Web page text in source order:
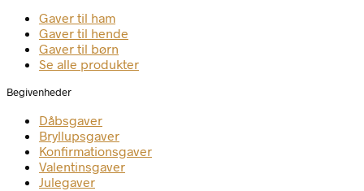
Gaver til ham
Gaver til hende
Gaver til børn
Se alle produkter
Begivenheder
Dåbsgaver
Bryllupsgaver
Konfirmationsgaver
Valentinsgaver
Julegaver